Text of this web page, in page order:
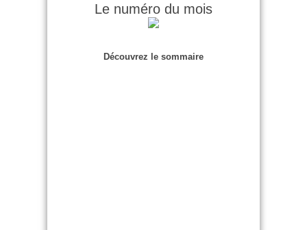
Le numéro du mois
Découvrez le sommaire